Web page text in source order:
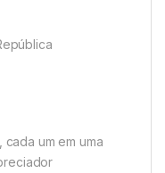
um em uma